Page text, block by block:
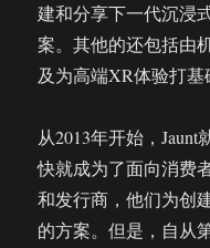
建和分享下一代沉浸
案。其他的还包括由
及为高端XR体验打基
从2013年开始，
快就成为了面向消费
和发行商，他们为创
的方案。但是，自从